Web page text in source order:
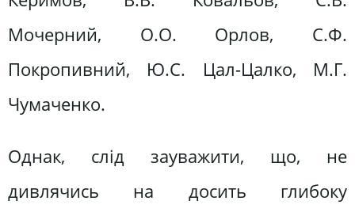
Мочерний, О.О. Орлов, С.Ф.
Покропивний, Ю.С. Цал-Цалко, М.Г.
Чумаченко.
Однак, слід зауважити, що, не
дивлячись на досить глибоку